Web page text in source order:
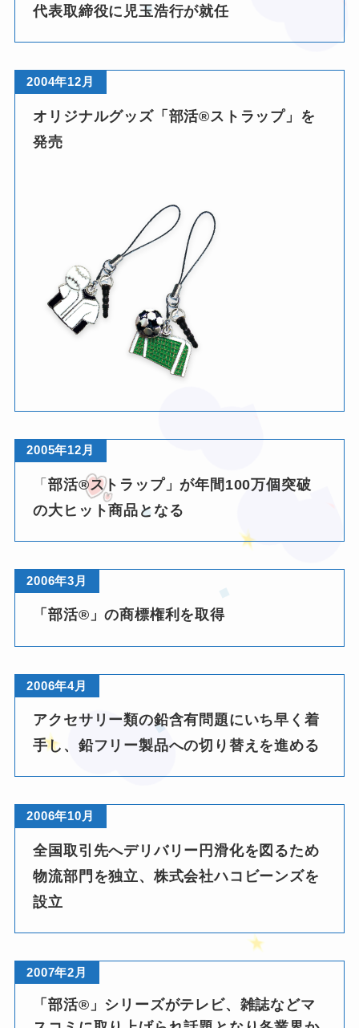
代表取締役に児玉浩行が就任
2004年12月
オリジナルグッズ「部活®ストラップ」を
発売
2005年12月
「部活®ストラップ」が年間100万個突破
の大ヒット商品となる
2006年3月
「部活®」の商標権利を取得
2006年4月
アクセサリー類の鉛含有問題にいち早く着
手し、鉛フリー製品への切り替えを進める
2006年10月
全国取引先へデリバリー円滑化を図るため
物流部門を独立、株式会社ハコビーンズを
設立
2007年2月
「部活®」シリーズがテレビ、雑誌などマ
★
❤
❤